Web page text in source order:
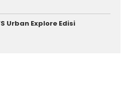
Urban Explore Edisi